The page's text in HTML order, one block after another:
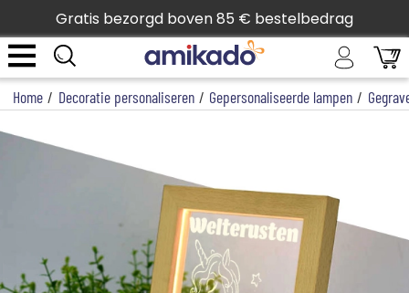
Gratis bezorgd boven 85 € bestelbedrag
Home / Decoratie personaliseren / Gepersonaliseerde lampen /